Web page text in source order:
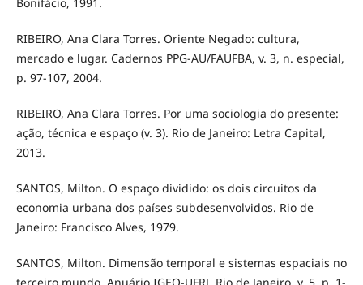
RIBEIRO, Ana Clara Torres. Oriente Negado: cultura,
mercado e lugar. Cadernos PPG-AU/FAUFBA, v. 3, n. especial,
p. 97-107, 2004.
RIBEIRO, Ana Clara Torres. Por uma sociologia do presente:
ação, técnica e espaço (v. 3). Rio de Janeiro: Letra Capital,
2013.
SANTOS, Milton. O espaço dividido: os dois circuitos da
economia urbana dos países subdesenvolvidos. Rio de
Janeiro: Francisco Alves, 1979.
SANTOS, Milton. Dimensão temporal e sistemas espaciais no